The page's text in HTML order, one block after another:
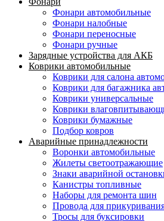
Фонари автомобильные
Фонари налобные
Фонари переносные
Фонари ручные
Зарядные устройства для АКБ
Коврики автомобильные
Коврики для салона
Коврики для багажника
Коврики универсальные
Коврики
Коврики бумажные
Подбор ковров
Аварийные принадлежности
Воронки автомобильные
Жилеты светоотражающие
Знаки аварийной
Канистры топливные
Наборы для ремонта шин
Провода для
Тросы для буксировки